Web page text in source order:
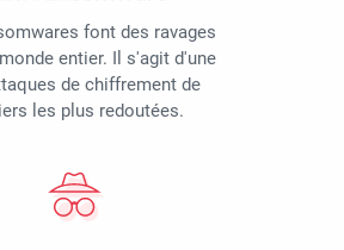
font des ravages
entier. Il s'agit d'une
de chiffrement de
les plus redoutées.